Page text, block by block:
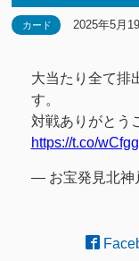
カード 2025年5月
大当たり全て排
す。
対戦ありがとう
https://t.co/
— お宝発見北神